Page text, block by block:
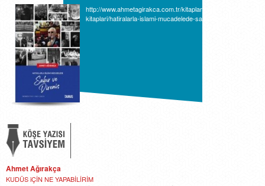
http://www.ahmetagirakca.com.tr/kitaplari/telif-
kitaplari/hatiralarla-islami-mucadelede-sabir-ve-direnis
Ahmet Ağırakça
KUDÜS iÇİN NE YAPABİLİRİM